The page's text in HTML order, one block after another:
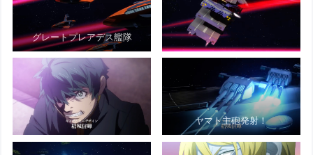
グレートプレアデス艦隊
ヤマト主砲発射！